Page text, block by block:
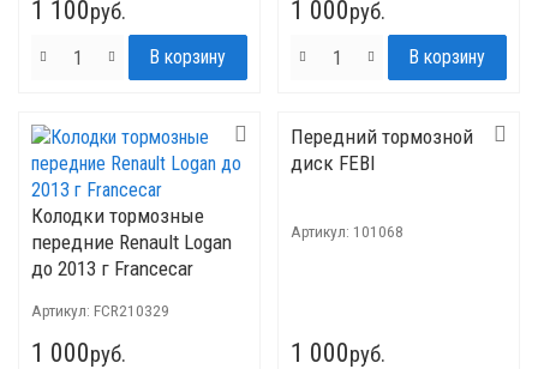
1 100руб. 1 000руб.
Колодки тормозные
передние Renault Logan
до 2013 г Francecar
Артикул: FCR210329
1 000руб.
Передний тормозной
диск FEBI
Артикул: 101068
1 000руб.